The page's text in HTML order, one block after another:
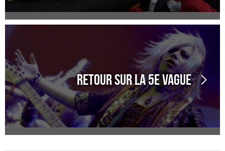
Retour sur la 5e Vague